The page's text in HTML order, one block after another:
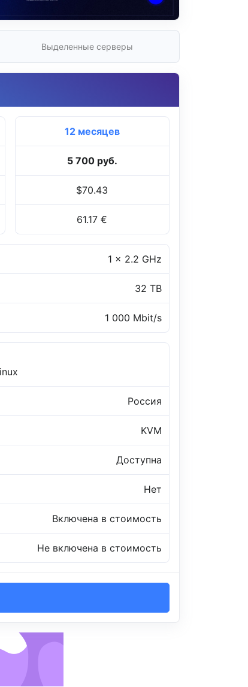
Выделенные серверы
12 месяцев
5 700 руб.
$70.43
61.17 €
1 x 2.2 GHz
32 TB
1 000 Mbit/s
Россия
KVM
Доступна
Нет
Включена в стоимость
Не включена в стоимость